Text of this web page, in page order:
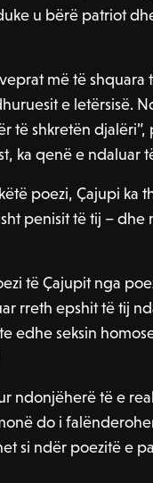
u bërë patriot
më të shquara
e letërsisë.
të shkretën
ka qenë e ndaluar
poezi, Çajupi ka
penisit të tij –
të Çajupit nga
rreth epshit të tij
edhe seksin
ndonjëherë të e
do i
si ndër poezitë e